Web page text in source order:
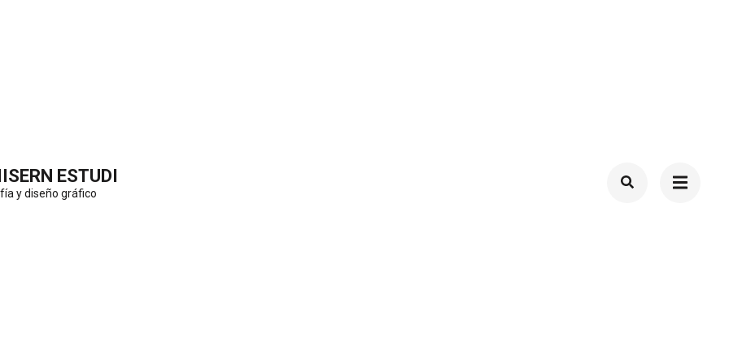
ESTUDI
y diseño gráfico